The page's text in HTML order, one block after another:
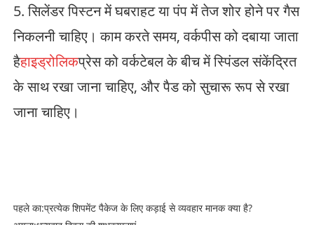
5. सिलेंडर पिस्टन में घबराहट या पंप में तेज शोर होने पर गैस
निकलनी चाहिए। काम करते समय, वर्कपीस को दबाया जाता
हैहाइड्रोलिकप्रेस को वर्कटेबल के बीच में स्पिंडल संकेंद्रित
के साथ रखा जाना चाहिए, और पैड को सुचारू रूप से रखा
जाना चाहिए।
पहले का:प्रत्येक शिपमेंट पैकेज के लिए कड़ाई से व्यवहार मानक क्या है?